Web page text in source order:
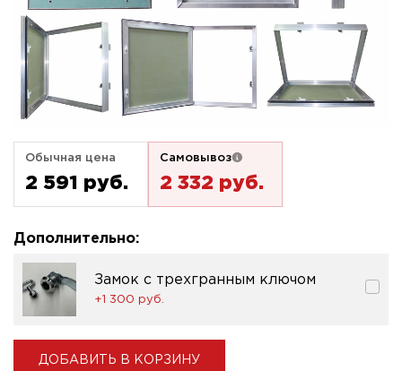
Обычная цена
2 591 pуб.
Самовывоз
2 332 pуб.
Дополнительно:
Замок с трехгранным ключом
+1 300 pуб.
ДОБАВИТЬ В КОРЗИНУ